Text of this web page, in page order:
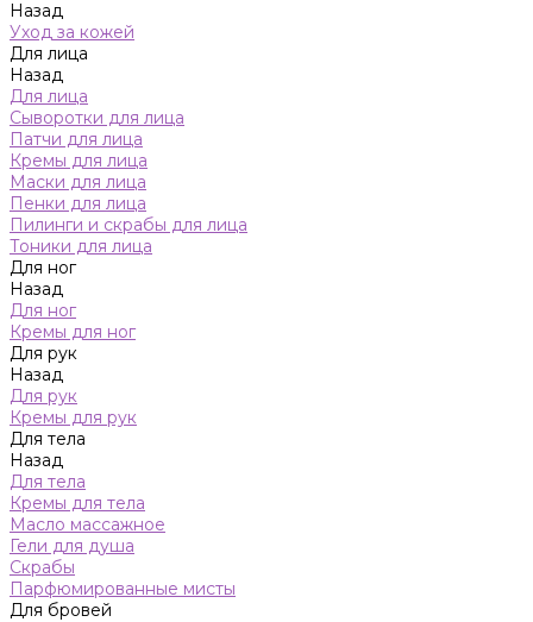
Назад
Уход за кожей
Для лица
Назад
Для лица
Сыворотки для лица
Патчи для лица
Кремы для лица
Маски для лица
Пенки для лица
Пилинги и скрабы для лица
Тоники для лица
Для ног
Назад
Для ног
Кремы для ног
Для рук
Назад
Для рук
Кремы для рук
Для тела
Назад
Для тела
Кремы для тела
Масло массажное
Гели для душа
Скрабы
Парфюмированные мисты
Для бровей